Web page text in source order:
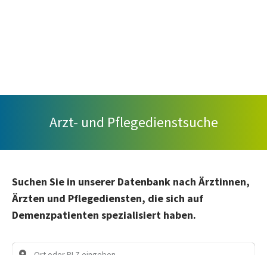
Arzt- und Pflegedienstsuche
Suchen Sie in unserer Datenbank nach Ärztinnen,
Ärzten und Pflegediensten, die sich auf
Demenzpatienten spezialisiert haben.